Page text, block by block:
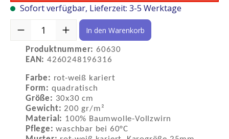
Sofort verfügbar, Lieferzeit: 3-5 Werktage
Produkt Anzahl: Gib den gewünschten Wert ein oder benutze
In den Warenkorb
Produktnummer: 60630
EAN: 4260248196316
Farbe: rot-weiß kariert
Form: quadratisch
Größe: 30x30 cm
Gewicht:200 gr/m²
Material: 100% Baumwolle-Vollzwirn
Pflege:waschbar bei 60°C